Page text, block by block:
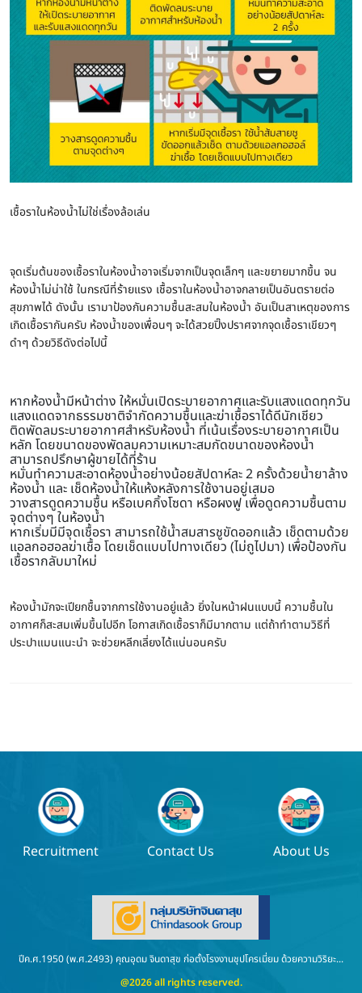
เชื้อราในห้องน้ำไม่ใช่เรื่องล้อเล่น
จุดเริ่มต้นของเชื้อราในห้องน้ำอาจเริ่มจากเป็นจุดเล็กๆ และขยายมากขึ้น จน
ห้องน้ำไม่น่าใช้ ในกรณีที่ร้ายแรง เชื้อราในห้องน้ำอาจกลายเป็นอันตรายต่อ
สุขภาพได้ ดังนั้น เรามาป้องกันความชื้นสะสมในห้องน้ำ อันเป็นสาเหตุของการ
เกิดเชื้อรากันครับ ห้องน้ำของเพื่อนๆ จะได้สวยปิ๊งปราศจากจุดเชื้อราเขียวๆ
ดำๆ ด้วยวิธีดังต่อไปนี้
หากห้องน้ำมีหน้าต่าง ให้หมั่นเปิดระบายอากาศและรับแสงแดดทุกวัน
แสงแดดจากธรรมชาติจำกัดความชื้นและฆ่าเชื้อราได้ดีนักเชียว
ติดพัดลมระบายอากาศสำหรับห้องน้ำ ที่เน้นเรื่องระบายอากาศเป็น
หลัก โดยขนาดของพัดลมความเหมาะสมกัดขนาดของห้องน้ำ
สามารถปรึกษาผู้ขายได้ที่ร้าน
หมั่นทำความสะอาดห้องน้ำอย่างน้อยสัปดาห์ละ 2 ครั้งด้วยน้ำยาล้าง
ห้องน้ำ และ เช็ดห้องน้ำให้แห้งหลังการใช้งานอยู่เสมอ
วางสารดูดความชื้น หรือเบคกิ้งโซดา หรือผงฟู เพื่อดูดความชื้นตาม
จุดต่างๆ ในห้องน้ำ
หากเริ่มมีมีจุดเชื้อรา สามารถใช้น้ำสมสารชูขัดออกแล้ว เช็ดตามด้วย
แอลกอฮอลฆ่าเชื้อ โดยเช็ดแบบไปทางเดียว (ไม่ถูไปมา) เพื่อป้องกัน
เชื้อรากลับมาใหม่
ห้องน้ำมักจะเปียกชื้นจากการใช้งานอยู่แล้ว ยิ่งในหน้าฝนแบบนี้ ความชื้นใน
อากาศก็สะสมเพิ่มขึ้นไปอีก โอกาสเกิดเชื้อราก็มีมากตาม เเต่ถ้าทำตามวิธีที่
ประปาแมนแนะนำ จะช่วยหลีกเลี่ยงได้แน่นอนครับ
Recruitment Contact Us About Us
ปีค.ศ.1950 (พ.ศ.2493) คุณอุดม จินดาสุข ก่อตั้งโรงงานชุปโครเมี่ยม ด้วยความวิริยะ...
@2026 all rights reserved.